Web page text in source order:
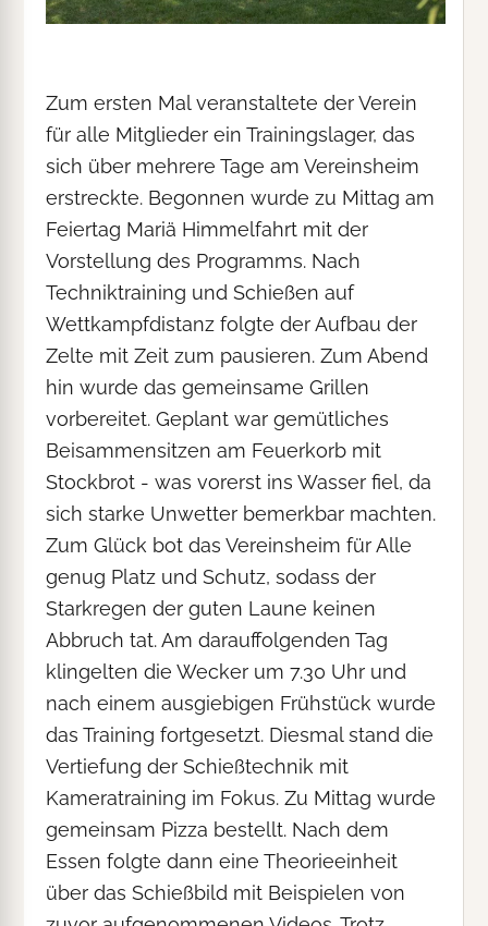
Zum ersten Mal veranstaltete der Verein
für alle Mitglieder ein Trainingslager, das
sich über mehrere Tage am Vereinsheim
erstreckte. Begonnen wurde zu Mittag am
Feiertag Mariä Himmelfahrt mit der
Vorstellung des Programms. Nach
Techniktraining und Schießen auf
Wettkampfdistanz folgte der Aufbau der
Zelte mit Zeit zum pausieren. Zum Abend
hin wurde das gemeinsame Grillen
vorbereitet. Geplant war gemütliches
Beisammensitzen am Feuerkorb mit
Stockbrot - was vorerst ins Wasser fiel, da
sich starke Unwetter bemerkbar machten.
Zum Glück bot das Vereinsheim für Alle
genug Platz und Schutz, sodass der
Starkregen der guten Laune keinen
Abbruch tat. Am darauffolgenden Tag
klingelten die Wecker um 7.30 Uhr und
nach einem ausgiebigen Frühstück wurde
das Training fortgesetzt. Diesmal stand die
Vertiefung der Schießtechnik mit
Kameratraining im Fokus. Zu Mittag wurde
gemeinsam Pizza bestellt. Nach dem
Essen folgte dann eine Theorieeinheit
über das Schießbild mit Beispielen von